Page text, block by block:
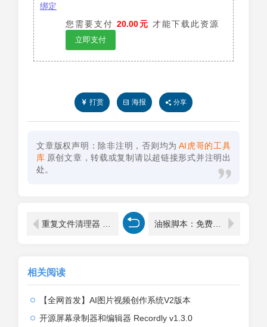
绑定
您需要支付 20.00元 才能下载此资源
立即支付
打赏 海报 分享
文章版权声明：除非注明，否则均为 AI虎哥的工具
库 原创文章，转载或复制请以超链接形式并注明出
处。
重复文件清理器 - Duplicate Cleaner 1.4.7（亲测） 油猴脚本：免费获取CSDN VIP及超级VIP文章
相关阅读
【全网首发】AI图片视频创作系统V2版本
开源屏幕录制器和编辑器 Recordly v1.3.0